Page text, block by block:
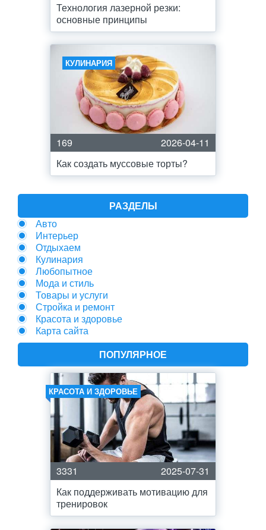
Технология лазерной резки:
основные принципы
КУЛИНАРИЯ
169
2026-04-11
Как создать муссовые торты?
РАЗДЕЛЫ
Авто
Интерьер
Отдыхаем
Кулинария
Любопытное
Мода и стиль
Товары и услуги
Стройка и ремонт
Красота и здоровье
Карта сайта
ПОПУЛЯРНОЕ
КРАСОТА И ЗДОРОВЬЕ
3331
2025-07-31
Как поддерживать мотивацию для
тренировок